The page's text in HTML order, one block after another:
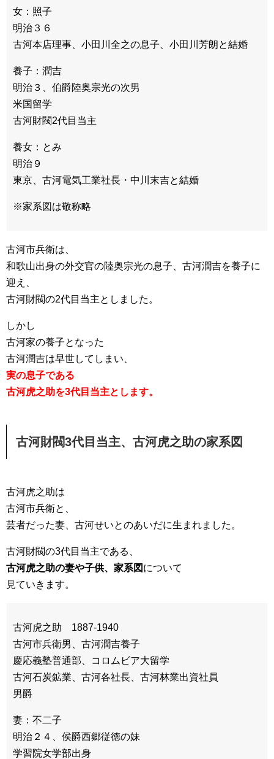
女：照子
明治３６
古河本店理事、小田川全之の息子、小田川芳朗と結婚
養子：潤吉
明治３、伯爵陸奥宗光の次男
米国留学
古河財閥2代目当主
養女：とみ
明治９
東京、古河電気工業社長・中川末吉と結婚
※家系図は敬称略
古河市兵衛は、
和歌山出身の外交官の陸奥宗光の息子、古河潤吉を養子に
迎え、
古河財閥の2代目当主としました。
しかし
古河家の養子となった
古河潤吉は早世してしまい、
実の息子である
古河虎之助を3代目当主とします。
古河財閥3代目当主、古河虎之助の家系図
古河虎之助は
古河市兵衛と、
芸者だった妻、古河せいとのあいだに生まれました。
古河財閥の3代目当主である、
古河虎之助の妻や子供、家系図 について
見ていきます。
古河虎之助 1887-1940
古河市兵衛男、古河潤吉養子
慶応義塾普通部、コロムビア大留学
古河石炭鉱業、古河各社長、古河林業出資社員
男爵
妻：不二子
明治２４、侯爵西郷従徳の妹
学習院女学部出身